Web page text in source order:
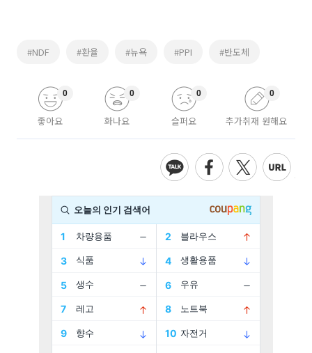
#NDF #환율 #뉴욕 #PPI #반도체
좋아요
0
화나요
0
슬퍼요
0
추가취재 원해요
0